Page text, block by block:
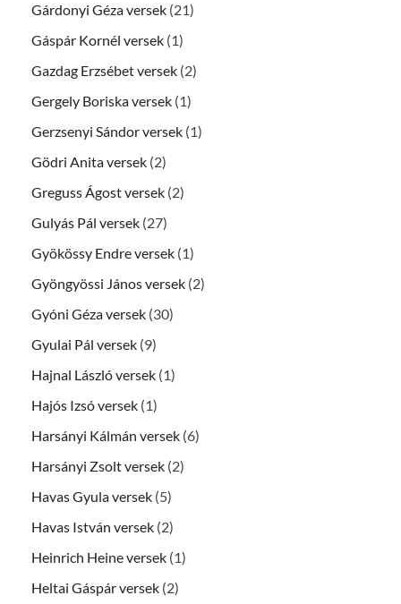
Gárdonyi Géza versek (21)
Gáspár Kornél versek (1)
Gazdag Erzsébet versek (2)
Gergely Boriska versek (1)
Gerzsenyi Sándor versek (1)
Gödri Anita versek (2)
Greguss Ágost versek (2)
Gulyás Pál versek (27)
Gyökössy Endre versek (1)
Gyöngyössi János versek (2)
Gyóni Géza versek (30)
Gyulai Pál versek (9)
Hajnal László versek (1)
Hajós Izsó versek (1)
Harsányi Kálmán versek (6)
Harsányi Zsolt versek (2)
Havas Gyula versek (5)
Havas István versek (2)
Heinrich Heine versek (1)
Heltai Gáspár versek (2)